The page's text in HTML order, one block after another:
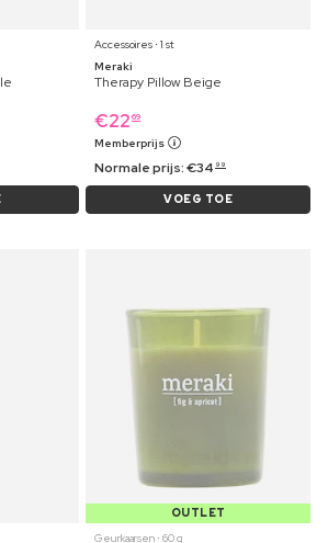
Accessoires ⋅ 1 st
Meraki
Therapy Pillow Beige
€22 69
Memberprijs
Normale prijs:€34 99
VOEG TOE
OUTLET
Geurkaarsen ⋅ 60 g